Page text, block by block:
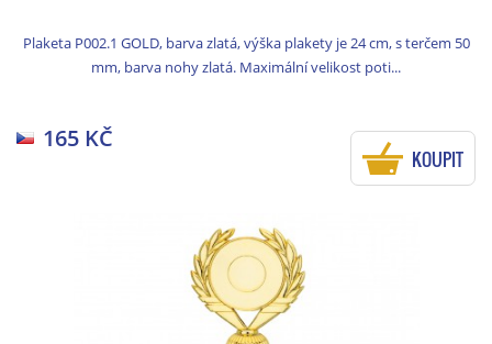
Plaketa P002.1 GOLD, barva zlatá, výška plakety je 24 cm, s terčem 50
mm, barva nohy zlatá. Maximální velikost poti...
165 KČ
KOUPIT